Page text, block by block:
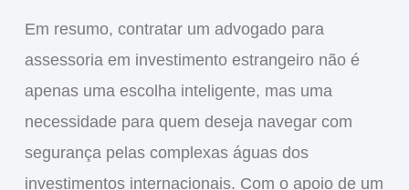
Em resumo, contratar um advogado para
assessoria em investimento estrangeironão é
apenas uma escolha inteligente, mas uma
necessidadepara quem deseja navegarcom
segurança pelas complexas águas dos
investimentos internacionais. Com o apoio de um